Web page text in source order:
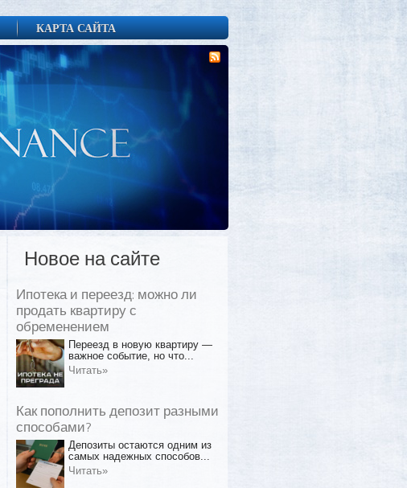
КАРТА САЙТА
Новое на сайте
Ипотека и переезд: можно ли
продать квартиру с
обременением
Переезд в новую квартиру —
важное событие, но что...
Читать»
Как пополнить депозит разными
способами?
Депозиты остаются одним из
самых надежных способов...
Читать»